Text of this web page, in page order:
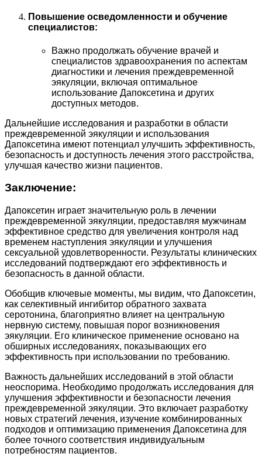
Повышение осведомленности и обучение
специалистов:
Важно продолжать обучение врачей и
специалистов здравоохранения по аспектам
диагностики и лечения преждевременной
эякуляции, включая оптимальное
использование Дапоксетина и других
доступных методов.
Дальнейшие исследования и разработки в области
преждевременной эякуляции и использования
Дапоксетина имеют потенциал улучшить эффективность,
безопасность и доступность лечения этого расстройства,
улучшая качество жизни пациентов.
Заключение:
Дапоксетин играет значительную роль в лечении
преждевременной эякуляции, предоставляя мужчинам
эффективное средство для увеличения контроля над
временем наступления эякуляции и улучшения
сексуальной удовлетворенности. Результаты клинических
исследований подтверждают его эффективность и
безопасность в данной области.
Обобщив ключевые моменты, мы видим, что Дапоксетин,
как селективный ингибитор обратного захвата
серотонина, благоприятно влияет на центральную
нервную систему, повышая порог возникновения
эякуляции. Его клиническое применение основано на
обширных исследованиях, показывающих его
эффективность при использовании по требованию.
Важность дальнейших исследований в этой области
неоспорима. Необходимо продолжать исследования для
улучшения эффективности и безопасности лечения
преждевременной эякуляции. Это включает разработку
новых стратегий лечения, изучение комбинированных
подходов и оптимизацию применения Дапоксетина для
более точного соответствия индивидуальным
потребностям пациентов.